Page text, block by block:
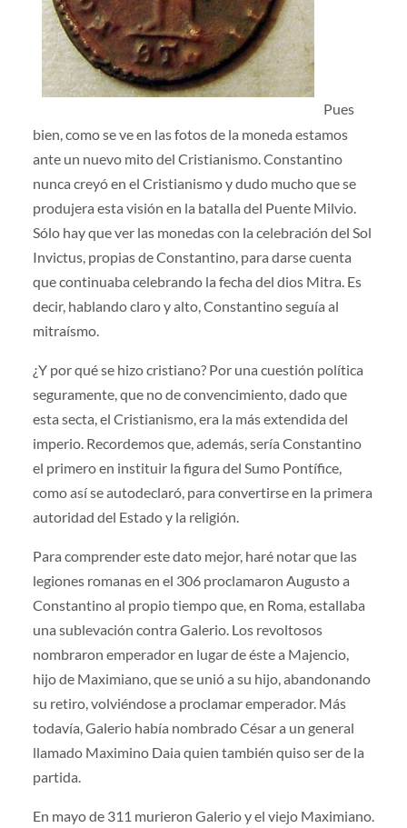
Pues
bien, como se ve en las fotos de la moneda estamos
ante un nuevo mito del Cristianismo. Constantino
nunca creyó en el Cristianismo y dudo mucho que se
produjera esta visión en la batalla del Puente Milvio.
Sólo hay que ver las monedas con la celebración del Sol
Invictus, propias de Constantino, para darse cuenta
que continuaba celebrando la fecha del dios Mitra. Es
decir, hablando claro y alto, Constantino seguía al
mitraísmo.
¿Y por qué se hizo cristiano? Por una cuestión política
seguramente, que no de convencimiento, dado que
esta secta, el Cristianismo, era la más extendida del
imperio. Recordemos que, además, sería Constantino
el primero en instituir la figura del Sumo Pontífice,
como así se autodeclaró, para convertirse en la primera
autoridad del Estado y la religión.
Para comprender este dato mejor, haré notar que las
legiones romanas en el 306 proclamaron Augusto a
Constantino al propio tiempo que, en Roma, estallaba
una sublevación contra Galerio. Los revoltosos
nombra­ron emperador en lugar de éste a Majencio,
hijo de Maximiano, que se unió a su hijo, abandonando
su retiro, volviéndose a proclamar emperador. Más
todavía, Galerio había nombrado Cé­sar a un general
llamado Maximino Daia quien también quiso ser de la
partida.
En mayo de 311 murieron Galerio y el viejo Maximiano.